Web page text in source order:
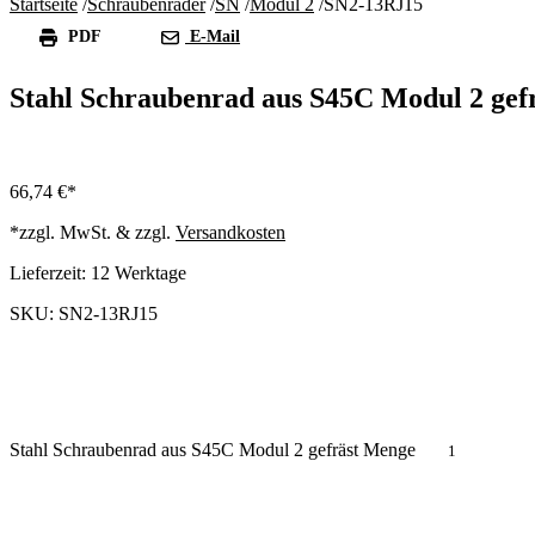
Startseite /Schraubenräder/SN /Modul 2 /SN2-13RJ15
PDF E-Mail
Stahl Schraubenrad aus S45C Modul 2
66,74 €
*zzgl. MwSt. & zzgl. Versandkosten
Lieferzeit: 12 Werktage
SKU: SN2-13RJ15
Stahl Schraubenrad aus S45C Modul 2 gefräst Menge